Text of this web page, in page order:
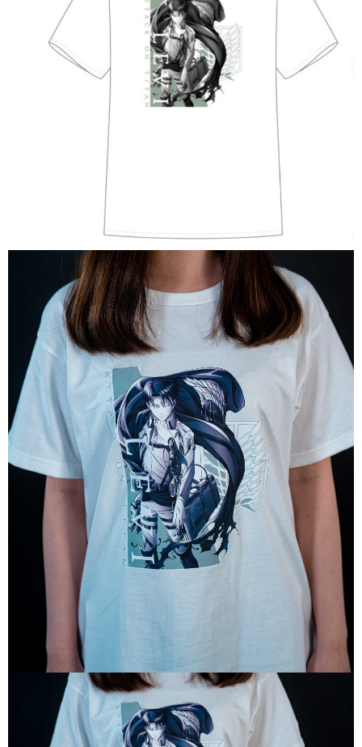
每筆NT$9,999
7-11取貨付款
每筆NT$65，滿NT$1,300(含以上)免運費
宅配-木棉花樂園專用
宅配-離島(澎湖/金門/馬祖)-木棉花樂園專用
每筆NT$150